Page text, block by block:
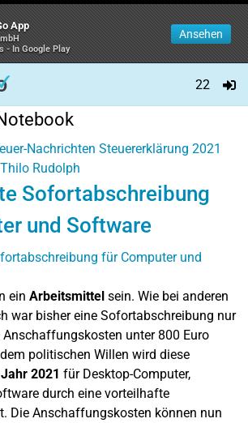
App
- In Google Play
Ansehen
22
Nachrichten Steuererklärung 2021
Thilo Rudolph
Sofortabschreibung
und Software
ein Arbeitsmittel sein. Wie bei anderen
war bisher eine Sofortabschreibung nur
unter 800 Euro
politischen Willen wird diese
2021 für Desktop-Computer,
durch eine vorteilhafte
Die Anschaffungskosten können nun